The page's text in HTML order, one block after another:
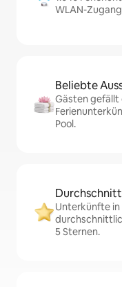
WLAN-
Beliebte
Gästen
Pool.
Unterkünfte in
5 Sternen.